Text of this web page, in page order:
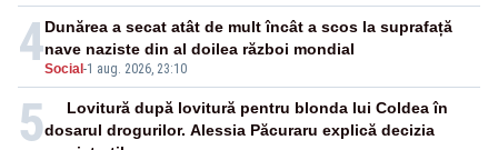
4Social -1 aug. 2026, 23:10
Dunărea a secat atât de mult încât a scos la suprafață
nave naziste din al doilea război mondial
5
Lovitură după lovitură pentru blonda lui Coldea în
dosarul drogurilor. Alessia Păcuraru explică decizia